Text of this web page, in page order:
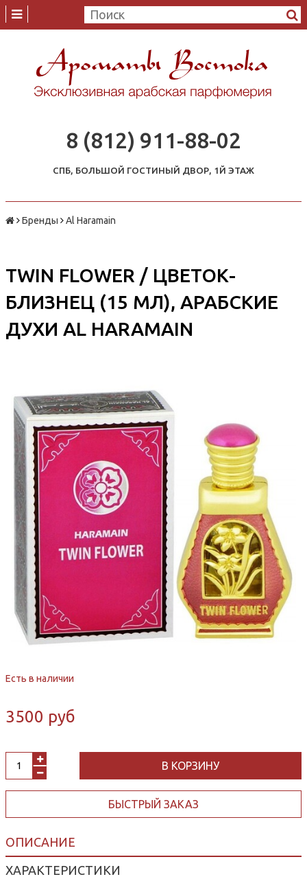
8 (812) 911-88-02
СПБ, БОЛЬШОЙ ГОСТИНЫЙ ДВОР, 1Й ЭТАЖ
Бренды Al Haramain
TWIN FLOWER / ЦВЕТОК-
БЛИЗНЕЦ (15 МЛ), АРАБСКИЕ
ДУХИ AL HARAMAIN
Есть в наличии
3500 руб
В КОРЗИНУ
БЫСТРЫЙ ЗАКАЗ
ОПИСАНИЕ
ХАРАКТЕРИСТИКИ